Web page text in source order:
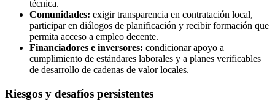
técnica.
Comunidades: exigir transparencia en contratación local,
participar en diálogos de planificación y recibir formación que
permita acceso a empleo decente.
Financiadores e inversores: condicionar apoyo a
cumplimiento de estándares laborales y a planes verificables
de desarrollo de cadenas de valor locales.
Riesgos y desafíos persistentes